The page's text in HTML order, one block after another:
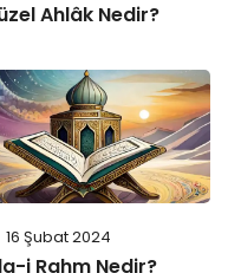
Ahlâk Nedir?
16 Şubat 2024
i Rahm Nedir?